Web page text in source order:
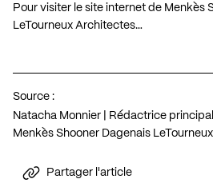
Pour visiter le site internet de Menkès
LeTourneux Architectes…
Source :
Natacha Monnier | Rédactrice
Menkès Shooner Dagenais
Partager l'article